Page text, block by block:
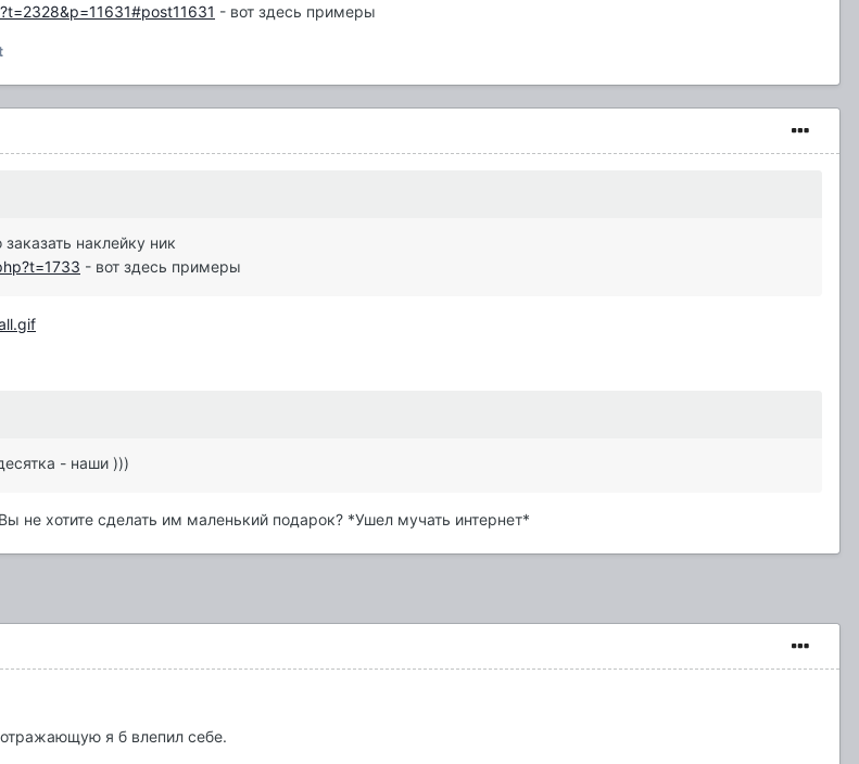
- вот здесь примеры
наклейку ник
- вот здесь примеры
- наши )))
не хотите сделать им маленький подарок? *Ушел мучать интернет*
я б влепил себе.